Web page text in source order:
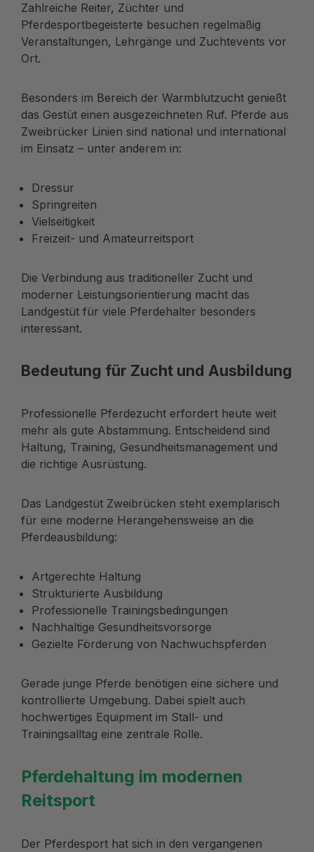
Zahlreiche Reiter, Züchter und
Pferdesportbegeisterte besuchen regelmäßig
Veranstaltungen, Lehrgänge und Zuchtevents vor
Ort.
Besonders im Bereich der Warmblutzucht genießt
das Gestüt einen ausgezeichneten Ruf. Pferde aus
Zweibrücker Linien sind national und international
im Einsatz – unter anderem in:
Dressur
Springreiten
Vielseitigkeit
Freizeit- und Amateurreitsport
Die Verbindung aus traditioneller Zucht und
moderner Leistungsorientierung macht das
Landgestüt für viele Pferdehalter besonders
interessant.
Bedeutung für Zucht und Ausbildung
Professionelle Pferdezucht erfordert heute weit
mehr als gute Abstammung. Entscheidend sind
Haltung, Training, Gesundheitsmanagement und
die richtige Ausrüstung.
Das Landgestüt Zweibrücken steht exemplarisch
für eine moderne Herangehensweise an die
Pferdeausbildung:
Artgerechte Haltung
Strukturierte Ausbildung
Professionelle Trainingsbedingungen
Nachhaltige Gesundheitsvorsorge
Gezielte Förderung von Nachwuchspferden
Gerade junge Pferde benötigen eine sichere und
kontrollierte Umgebung. Dabei spielt auch
hochwertiges Equipment im Stall- und
Trainingsalltag eine zentrale Rolle.
Pferdehaltung im modernen
Reitsport
Der Pferdesport hat sich in den vergangenen